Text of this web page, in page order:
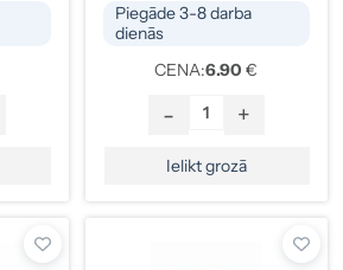
Piegāde 3-8 darba
dienās
CENA:6.90 €
- +
Ielikt grozā